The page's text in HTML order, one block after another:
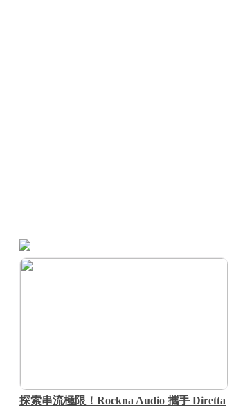
探索串流極限！Rockna Audio 攜手 Diretta